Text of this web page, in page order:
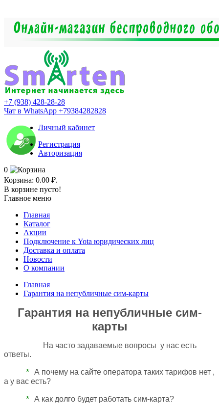
+7 (938) 428-28-28
Чат в WhatsApp +79384282828
Личный кабинет
Регистрация
Авторизация
0
Корзина: 0.00 ₽.
В корзине пусто!
Главное меню
Главная
Каталог
Акции
Подключение к Yota юридических лиц
Доставка и оплата
Новости
О компании
Главная
Гарантия на непубличные сим-карты
Гарантия на непубличные сим-
карты
На часто задаваемые вопросы у нас есть
ответы.
* А почему на сайте оператора таких тарифов нет ,
а у вас есть?
* А как долго будет работать сим-карта?